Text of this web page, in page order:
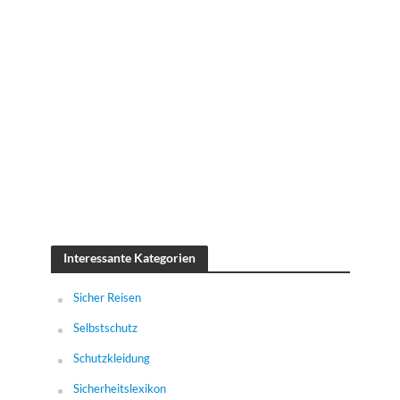
Interessante Kategorien
Sicher Reisen
Selbstschutz
Schutzkleidung
Sicherheitslexikon